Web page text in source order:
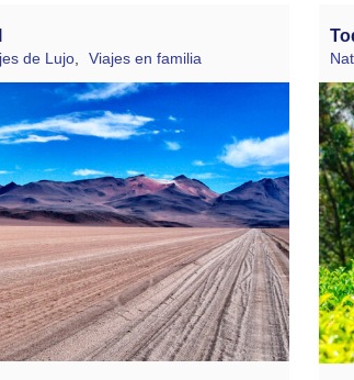
de Lujo, Viajes en familia